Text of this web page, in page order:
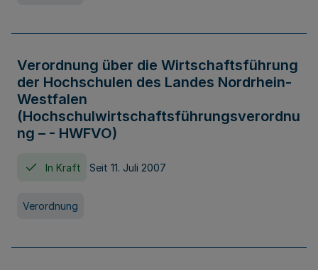
Verordnung über die Wirtschaftsführung
der Hochschulen des Landes Nordrhein-
Westfalen
(Hochschulwirtschaftsführungsverordnu
ng – - HWFVO)
In Kraft Seit 11. Juli 2007
Verordnung